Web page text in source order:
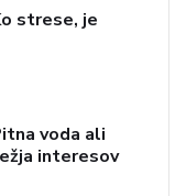
strese, je
voda ali
interesov